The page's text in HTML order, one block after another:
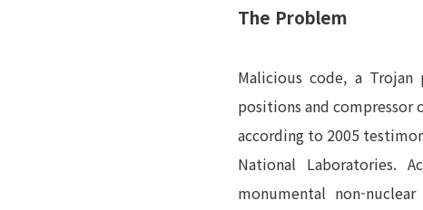
The Problem
Malicious code, a Trojan
positions and compressor
according to 2005
National Laboratories.
monumental non-